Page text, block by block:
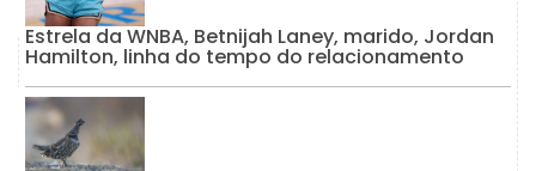
Estrela da WNBA, Betnijah Laney, marido, Jordan
Hamilton, linha do tempo do relacionamento